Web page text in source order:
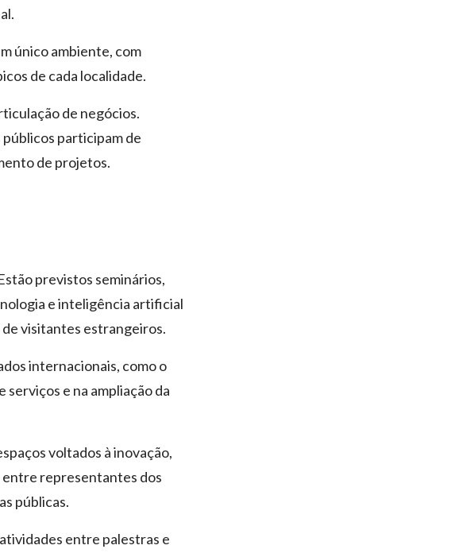
único ambiente, com
de cada localidade.
de negócios.
participam de
de projetos.
previstos seminários,
e inteligência artificial
visitantes estrangeiros.
internacionais, como o
e na ampliação da
voltados à inovação,
representantes dos
públicas.
entre palestras e